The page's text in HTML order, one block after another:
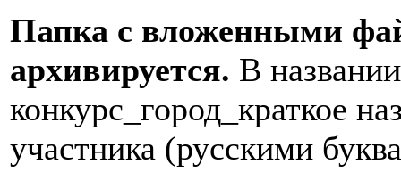
Папка с вложенными
архивируется. В
конкурс_город_краткое
участника (русскими